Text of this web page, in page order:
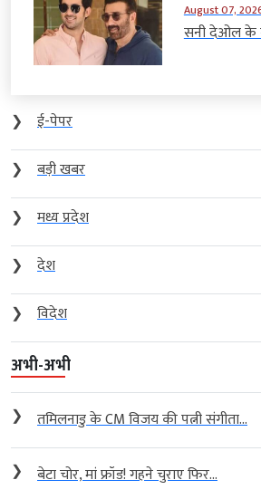
August 07,
सनी देओल के
❯
ई-पेपर
❯
बड़ी खबर
❯
मध्य प्रदेश
❯
देश
❯
विदेश
अभी-अभी
❯ तमिलनाडु के CM विजय की पत्नी संगीता...
❯ बेटा चोर, मां फ्रॉड! गहने चुराए फिर...